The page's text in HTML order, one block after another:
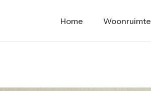
Home Woonruimte